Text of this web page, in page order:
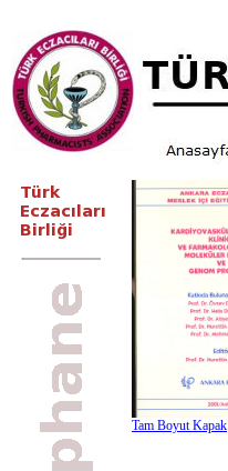
Tam Boyut Kapak